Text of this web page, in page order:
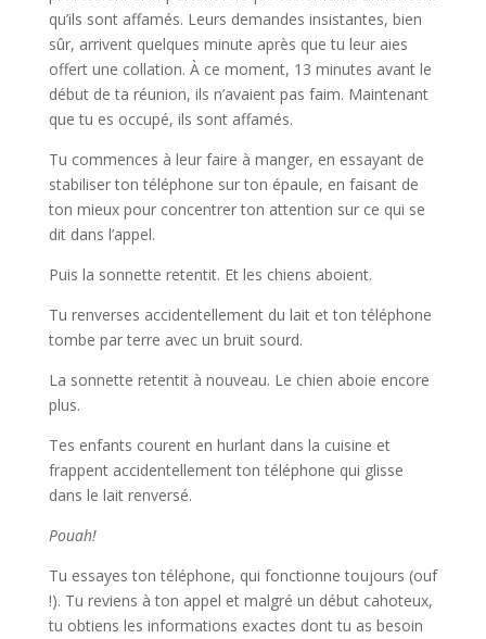
qu’ils sont affamés. Leurs demandes insistantes, bien
sûr, arrivent quelques minute après que tu leur aies
offert une collation. À ce moment, 13 minutes avant le
début de ta réunion, ils n’avaient pas faim. Maintenant
que tu es occupé, ils sont affamés.
Tu commences à leur faire à manger, en essayant de
stabiliser ton téléphone sur ton épaule, en faisant de
ton mieux pour concentrer ton attention sur ce qui se
dit dans l’appel.
Puis la sonnette retentit. Et les chiens aboient.
Tu renverses accidentellement du lait et ton téléphone
tombe par terre avec un bruit sourd.
La sonnette retentit à nouveau. Le chien aboie encore
plus.
Tes enfants courent en hurlant dans la cuisine et
frappent accidentellement ton téléphone qui glisse
dans le lait renversé.
Pouah!
Tu essayes ton téléphone, qui fonctionne toujours (ouf
!). Tu reviens à ton appel et malgré un début cahoteux,
tu obtiens les informations exactes dont tu as besoin